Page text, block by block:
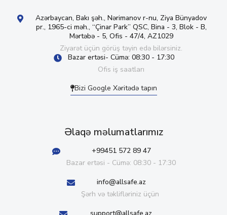
Azərbaycan, Bakı şəh., Nərimanov r-nu, Ziya Bünyadov
pr., 1965-ci məh., “Çinar Park” QSC, Bina - 3, Blok - B,
Mərtəbə - 5, Ofis - 47/4, AZ1029
Ziyarət üçün görüş təyin edə bilərsiniz.
Bazar ertəsi- Cümə: 08:30 - 17:30
Ofis iş saatları
Bizi Google Xəritədə tapın
Əlaqə məlumatlarımız
+99451 572 89 47
Bazar ertəsi - Cümə: 08:30 - 17:30
info@allsafe.az
Şərh və təklifləriniz üçün